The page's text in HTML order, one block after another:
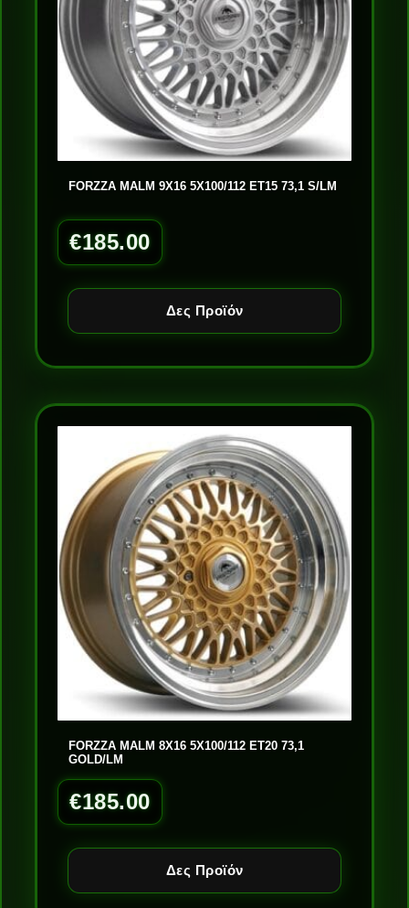
FORZZA MALM 9X16 5X100/112 ET15 73,1 S/LM
€185.00
Δες Προϊόν
FORZZA MALM 8X16 5X100/112 ET20 73,1
GOLD/LM
€185.00
Δες Προϊόν